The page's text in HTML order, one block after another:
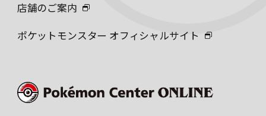
店舗のご案内
ポケットモンスター オフィシャルサイト